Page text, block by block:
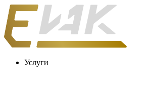
Услуги